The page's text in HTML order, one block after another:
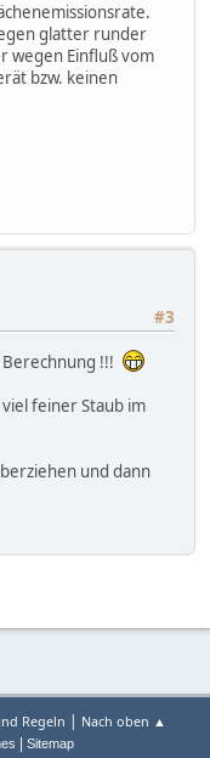
glatter runder
wegen Einfluß vom
bzw. keinen
#3
!!!
feiner Staub im
und dann
Regeln | Nach oben ▲
Sitemap